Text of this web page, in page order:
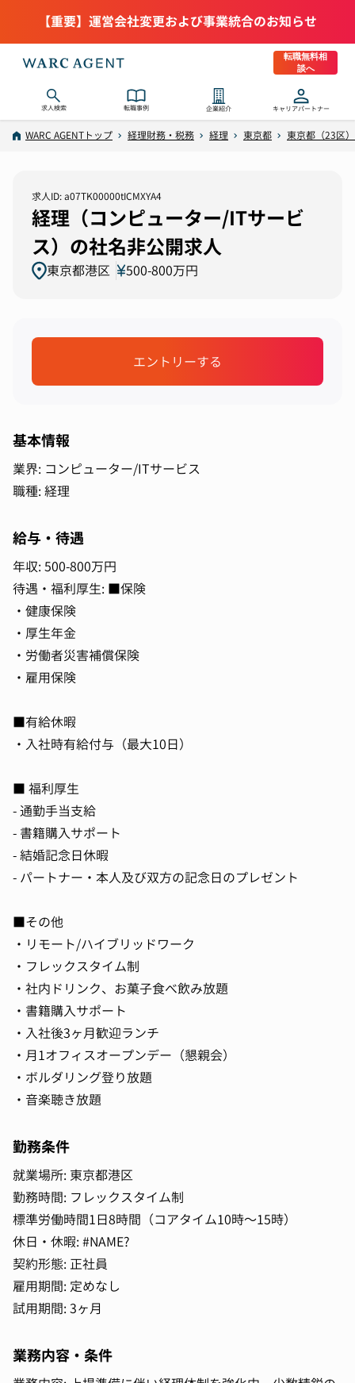
【重要】運営会社変更および事業統合のお知らせ
転職無料相
談へ
求人検索 転職事例 企業紹介 キャリアパートナー
WARC AGENTトップ 経理財務・税務 経理 東京都 東京都（23区）
求人ID: a07TK00000tICMXYA4
経理（コンピューター/ITサービ
ス）の社名非公開求人
東京都港区 500-800万円
エントリーする
基本情報
業界: コンピューター/ITサービス
職種: 経理
給与・待遇
年収: 500-800万円
待遇・福利厚生: ■保険
・健康保険
・厚生年金
・労働者災害補償保険
・雇用保険
■有給休暇
・入社時有給付与（最大10日）
■ 福利厚生
- 通勤手当支給
- 書籍購入サポート
- 結婚記念日休暇
- パートナー・本人及び双方の記念日のプレゼント
■その他
・リモート/ハイブリッドワーク
・フレックスタイム制
・社内ドリンク、お菓子食べ飲み放題
・書籍購入サポート
・入社後3ヶ月歓迎ランチ
・月1オフィスオープンデー（懇親会）
・ボルダリング登り放題
・音楽聴き放題
勤務条件
就業場所: 東京都港区
勤務時間: フレックスタイム制
標準労働時間1日8時間（コアタイム10時～15時）
休日・休暇: #NAME?
契約形態: 正社員
雇用期間: 定めなし
試用期間: 3ヶ月
業務内容・条件